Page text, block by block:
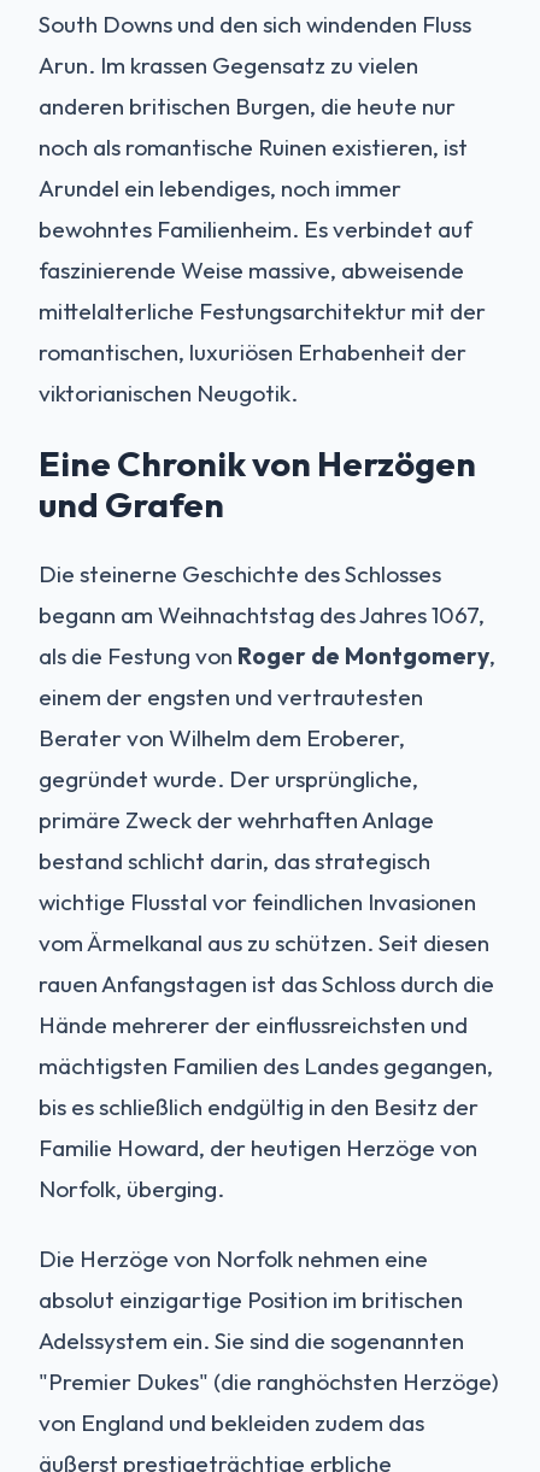
South Downs und den sich windenden Fluss
Arun. Im krassen Gegensatz zu vielen
anderen britischen Burgen, die heute nur
noch als romantische Ruinen existieren, ist
Arundel ein lebendiges, noch immer
bewohntes Familienheim. Es verbindet auf
faszinierende Weise massive, abweisende
mittelalterliche Festungsarchitektur mit der
romantischen, luxuriösen Erhabenheit der
viktorianischen Neugotik.
Eine Chronik von Herzögen
und Grafen
Die steinerne Geschichte des Schlosses
begann am Weihnachtstag des Jahres 1067,
als die Festung von Roger de Montgomery,
einem der engsten und vertrautesten
Berater von Wilhelm dem Eroberer,
gegründet wurde. Der ursprüngliche,
primäre Zweck der wehrhaften Anlage
bestand schlicht darin, das strategisch
wichtige Flusstal vor feindlichen Invasionen
vom Ärmelkanal aus zu schützen. Seit diesen
rauen Anfangstagen ist das Schloss durch die
Hände mehrerer der einflussreichsten und
mächtigsten Familien des Landes gegangen,
bis es schließlich endgültig in den Besitz der
Familie Howard, der heutigen Herzöge von
Norfolk, überging.
Die Herzöge von Norfolk nehmen eine
absolut einzigartige Position im britischen
Adelssystem ein. Sie sind die sogenannten
"Premier Dukes" (die ranghöchsten Herzöge)
von England und bekleiden zudem das
äußerst prestigeträchtige erbliche